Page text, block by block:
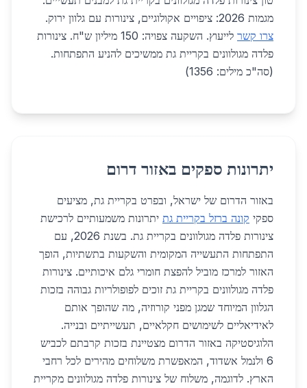
מגמות 2026: ציפויים אקולוגיים, צינורות עם גלוון ירוק.
צרו קשר
לייעוץ. השקעה צפויה: 150 מיליון ש"ח. צינורות
פלדה מגולוונים בקריית גת ממשיכים להניע התפתחות.
(סה"כ מילים: 1356)
יתרונות ספקים באזור דרום
באזור הדרום של ישראל, ובפרט בקריית גת, מציעים
ספקי קונה ברזל בקריית גת יתרונות משמעותיים לרכישת
צינורות פלדה מגולוונים בקריית גת. בשנת 2026, עם
התפתחות התעשייה המקומית והשקעות בתשתיות, הופך
האזור למרכז מוביל להפצת חומרי גלם איכותיים. צינורות
פלדה מגולוונים בקריית גת זוכים לפופולריות גבוהה בזכות
הגלוון המיוחד שמגן מפני קורוזיה, מה שהופך אותם
לאידיאליים לשימושים חקלאיים, תעשייתיים ובנייה.
הלוגיסטיקה באזור הדרום מצטיינת בזכות קרבתם לכביש
6 ולנמל אשדוד, המאפשרת משלוחים מהירים לכל רחבי
הארץ. לדוגמה, משלוח של צינורות פלדה מגולוונים מקריית